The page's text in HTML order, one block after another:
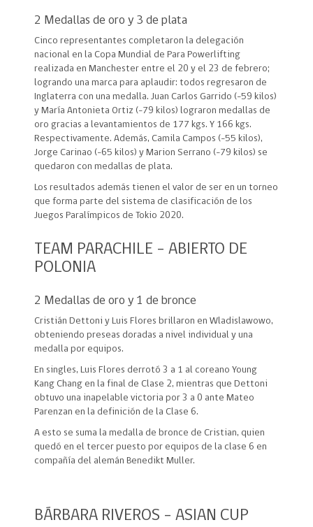
2 Medallas de oro y 3 de plata
Cinco representantes completaron la delegación
nacional en la Copa Mundial de Para Powerlifting
realizada en Manchester entre el 20 y el 23 de febrero;
logrando una marca para aplaudir: todos regresaron de
Inglaterra con una medalla. Juan Carlos Garrido (-59 kilos)
y María Antonieta Ortiz (-79 kilos) lograron medallas de
oro gracias a levantamientos de 177 kgs. Y 166 kgs.
Respectivamente. Además, Camila Campos (-55 kilos),
Jorge Carinao (-65 kilos) y Marion Serrano (-79 kilos) se
quedaron con medallas de plata.
Los resultados además tienen el valor de ser en un torneo
que forma parte del sistema de clasificación de los
Juegos Paralímpicos de Tokio 2020.
TEAM PARACHILE – ABIERTO DE
POLONIA
2 Medallas de oro y 1 de bronce
Cristián Dettoni y Luis Flores brillaron en Wladislawowo,
obteniendo preseas doradas a nivel individual y una
medalla por equipos.
En singles, Luis Flores derrotó 3 a 1 al coreano Young
Kang Chang en la final de Clase 2, mientras que Dettoni
obtuvo una inapelable victoria por 3 a 0 ante Mateo
Parenzan en la definición de la Clase 6.
A esto se suma la medalla de bronce de Cristian, quien
quedó en el tercer puesto por equipos de la clase 6 en
compañía del alemán Benedikt Muller.
BÁRBARA RIVEROS – ASIAN CUP